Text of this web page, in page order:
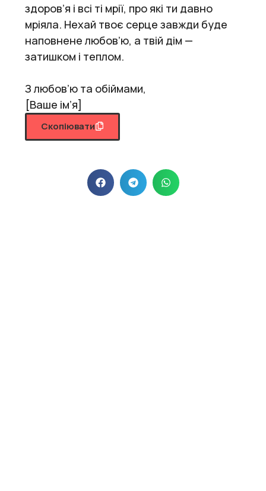
здоров’я і всі ті мрії, про які ти давно
мріяла. Нехай твоє серце завжди буде
наповнене любов’ю, а твій дім —
затишком і теплом.
З любов’ю та обіймами,
[Ваше ім’я]
Скопіювати